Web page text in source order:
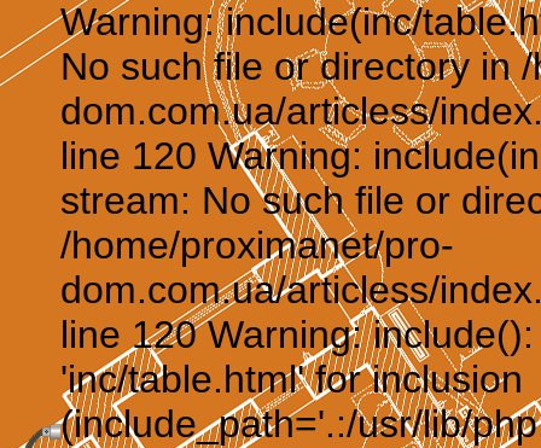
Warning: include(inc/
No such file or directory in
dom.com.ua/articless/
line 120 Warning:
stream: No such file or
/home/proximanet/pro-
dom.com.ua/articless/
line 120 Warning:
'inc/table.html' for inclusion
(include_path='.:/usr/lib/